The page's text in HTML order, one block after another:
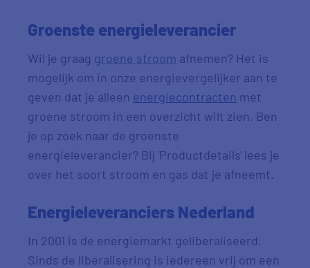
Groenste energieleverancier
Wil je graag groene stroom afnemen? Het is
mogelijk om in onze energievergelijker aan te
geven dat je alleen energiecontracten met
groene stroom in een overzicht wilt zien. Ben
je op zoek naar de groenste
energieleverancier? Bij 'Productdetails' lees je
over het soort stroom en gas dat je afneemt.
Energieleveranciers Nederland
In 2001 is de energiemarkt geliberaliseerd.
Sinds de liberalisering is iedereen vrij om een